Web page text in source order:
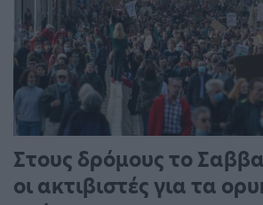
Στους δρόμους το
οι ακτιβιστές για τα